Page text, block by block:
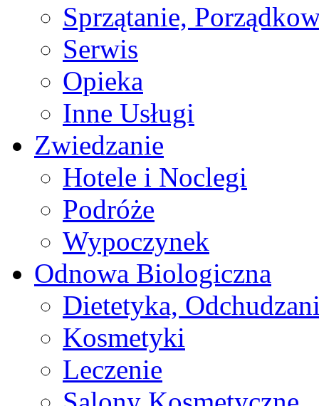
Sprzątanie,
Serwis
Opieka
Inne Usługi
Zwiedzanie
Hotele i Noclegi
Podróże
Wypoczynek
Odnowa Biologiczna
Dietetyka,
Kosmetyki
Leczenie